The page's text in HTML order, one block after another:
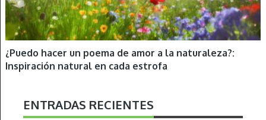
¿Puedo hacer un poema de amor a la naturaleza?:
Inspiración natural en cada estrofa
ENTRADAS RECIENTES